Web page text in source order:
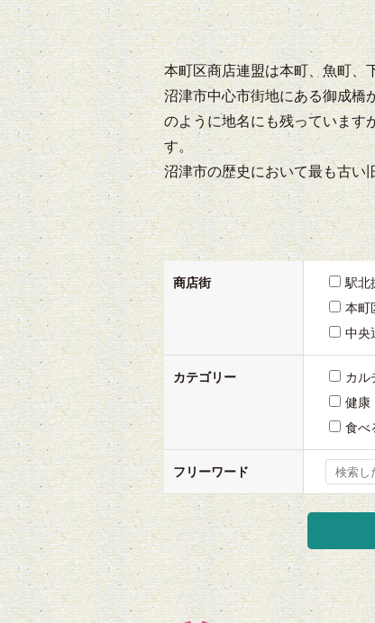
本町区商店連盟は本町、魚町、
沼津市中心市街地にある御成橋
のように地名にも残っています
す。
沼津市の歴史において最も古い
商店街 駅北
本町
中央
カテゴリー カル
健康
食べ
フリーワード